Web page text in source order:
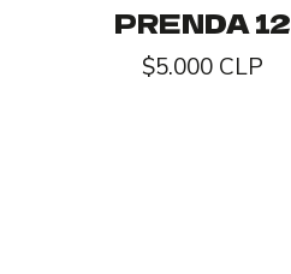
PRENDA 12
$5.000 CLP